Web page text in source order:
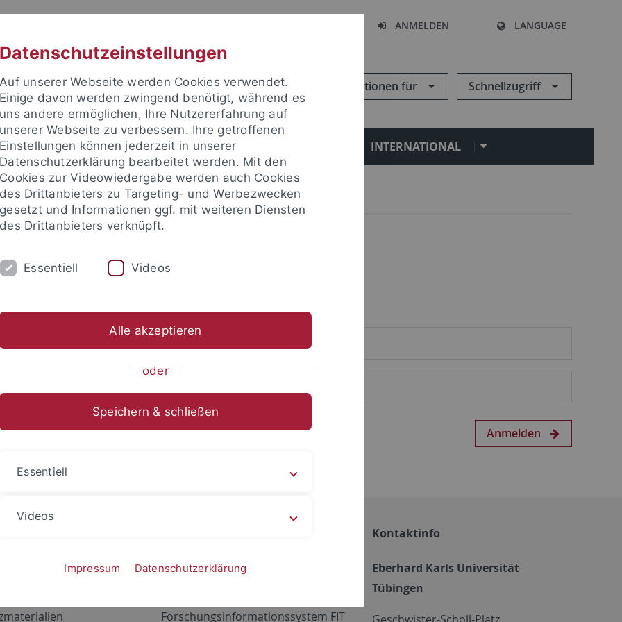
ANMELDEN LANGUAGE
Informationen für Schnellzugriff
FORSCHUNG EINRICHTUNGEN INTERNATIONAL
um sich anzumelden:
Anmelden
Netzwerk
ALMA
Forschungsinformationssystem FIT
Kontaktinfo
Eberhard Karls Universität
Tübingen
Datenschutzeinstellungen
Auf unserer Webseite werden Cookies verwendet.
Einige davon werden zwingend benötigt, während es
uns andere ermöglichen, Ihre Nutzererfahrung auf
unserer Webseite zu verbessern. Ihre getroffenen
Einstellungen können jederzeit in unserer
Datenschutzerklärung bearbeitet werden. Mit den
Cookies zur Videowiedergabe werden auch Cookies
des Drittanbieters zu Targeting- und Werbezwecken
gesetzt und Informationen ggf. mit weiteren Diensten
des Drittanbieters verknüpft.
Essentiell Videos
Alle akzeptieren
oder
Speichern & schließen
Essentiell
Videos
Impressum Datenschutzerklärung